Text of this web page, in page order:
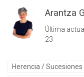
Arantza
Última
23
Herencia / Sucesiones